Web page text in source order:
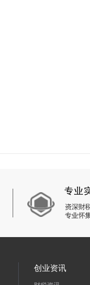
创业资讯